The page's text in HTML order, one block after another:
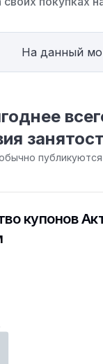
На данный
купонов